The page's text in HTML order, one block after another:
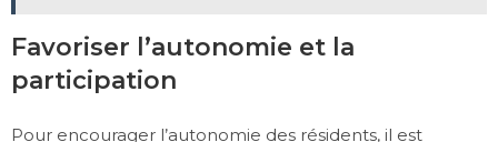
Favoriser l’autonomie et la
participation
Pour encourager l’autonomie des résidents, il est